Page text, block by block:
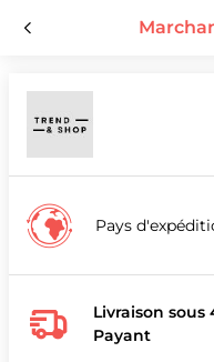
Pays
Livraison sous
Payant